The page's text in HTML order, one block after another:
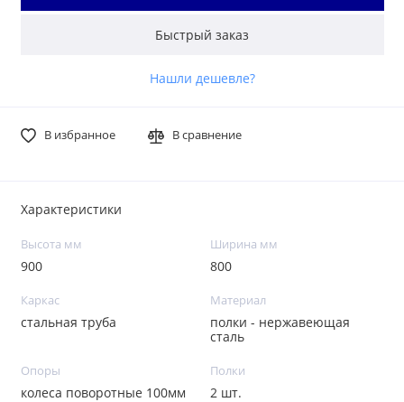
Быстрый заказ
Нашли дешевле?
В избранное В сравнение
Характеристики
Высота мм
900
Ширина мм
800
Каркас
стальная труба
Материал
полки - нержавеющая
сталь
Опоры
колеса поворотные 100мм
Полки
2 шт.